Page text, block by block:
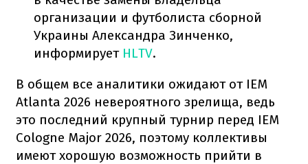
организации и футболиста сборной
Украины Александра Зинченко,
информирует HLTV.
В общем все аналитики ожидают от IEM
Atlanta 2026 невероятного зрелища, ведь
это последний крупный турнир перед IEM
Cologne Major 2026, поэтому коллективы
имеют хорошую возможность прийти в